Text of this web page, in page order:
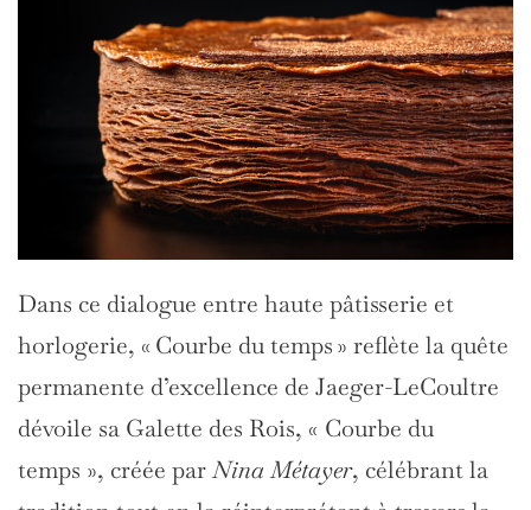
Dans ce dialogue entre haute pâtisserie et
horlogerie, « Courbe du temps » reflète la quête
permanente d’excellence de Jaeger-LeCoultre
dévoile sa Galette des Rois, « Courbe du
temps », créée parNina Métayer, célébrant la